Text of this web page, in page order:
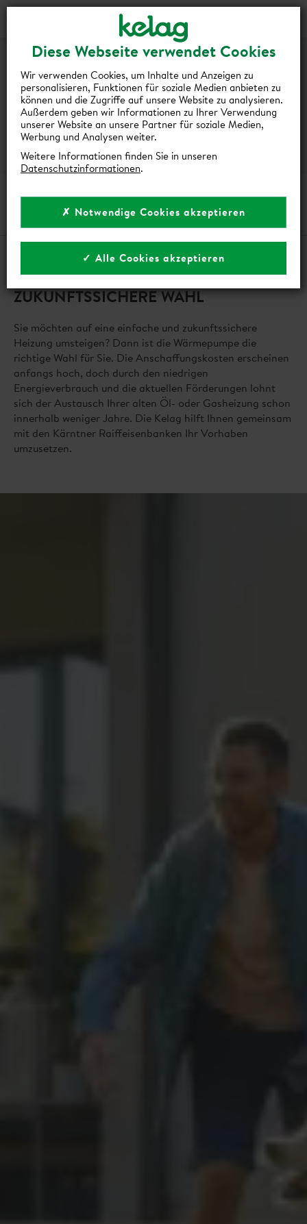
Diese Webseite verwendet Cookies
Wir verwenden Cookies, um Inhalte und Anzeigen zu
personalisieren, Funktionen für soziale Medien anbieten zu
können und die Zugriffe auf unsere Website zu analysieren.
Außerdem geben wir Informationen zu Ihrer Verwendung
unserer Website an unsere Partner für soziale Medien,
Werbung und Analysen weiter.
Weitere Informationen finden Sie in unseren
Datenschutzinformationen.
✗ Notwendige Cookies akzeptieren
✓ Alle Cookies akzeptieren
Login
KELAG-
BONUS
FÜR
WÄRMEPUMPEN
KELAG-BONUS FÜR WÄRMEPUMPEN
DIE WÄRMEPUMPE ALS
ZUKUNFTSSICHERE WAHL
Sie möchten auf eine einfache und zukunftssichere
Heizung umsteigen? Dann ist die Wärmepumpe die
richtige Wahl für Sie. Die Anschaffungskosten erscheinen
anfangs hoch, doch durch den niedrigen
Energieverbrauch und die aktuellen Förderungen lohnt
sich der Austausch Ihrer alten Öl- oder Gasheizung schon
innerhalb weniger Jahre. Die Kelag hilft Ihnen gemeinsam
mit den Kärntner Raiffeisenbanken Ihr Vorhaben
umzusetzen.